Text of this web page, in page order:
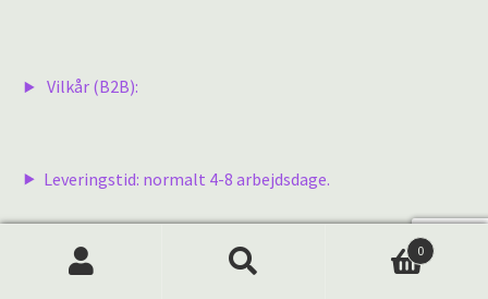
Vilkår (B2B):
Leveringstid: normalt 4-8 arbejdsdage.
Bemærk: vi leverer ikke til private.
Products
0